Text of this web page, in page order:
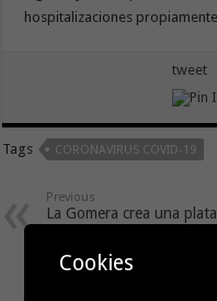
hospitalizaciones
tweet
Tags CORONAVIRUS COVID-19
Previous
La Gomera crea una
Cookies